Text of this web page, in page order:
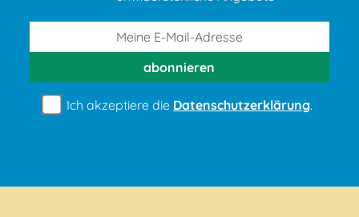
abonnieren
Ich akzeptiere die Datenschutzerklärung.